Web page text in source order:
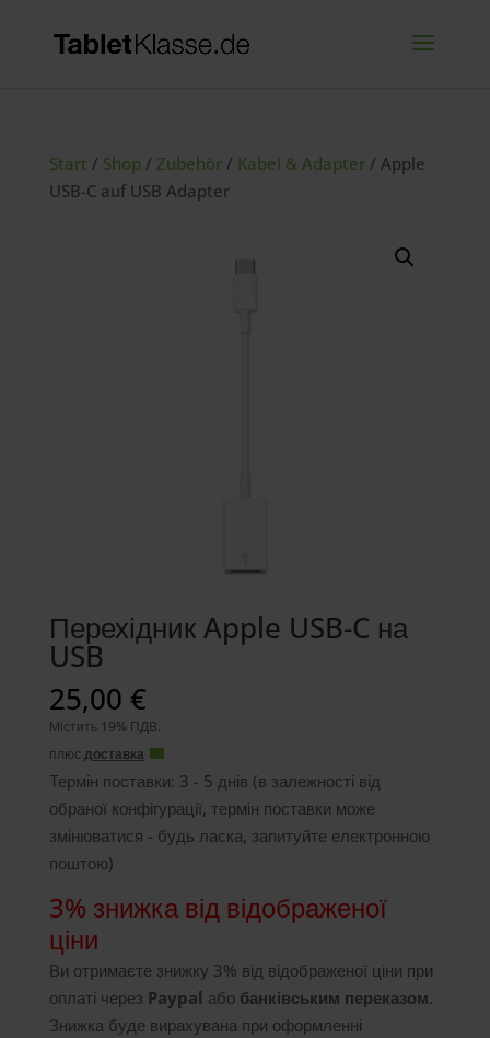
Start / Shop / Zubehör/ Kabel & Adapter/ Apple
USB-C auf USB Adapter
Перехідник Apple USB-C на
USB
25,00 €
Містить 19% ПДВ.
плюс доставка
Термін поставки: 3 - 5 днів (в залежності від
обраної конфігурації, термін поставки може
змінюватися - будь ласка, запитуйте електронною
поштою)
3% знижка від відображеної
ціни
Ви отримаєте знижку 3% від відображеної ціни при
оплаті через Paypal або банківським переказом.
Знижка буде вирахувана при оформленні